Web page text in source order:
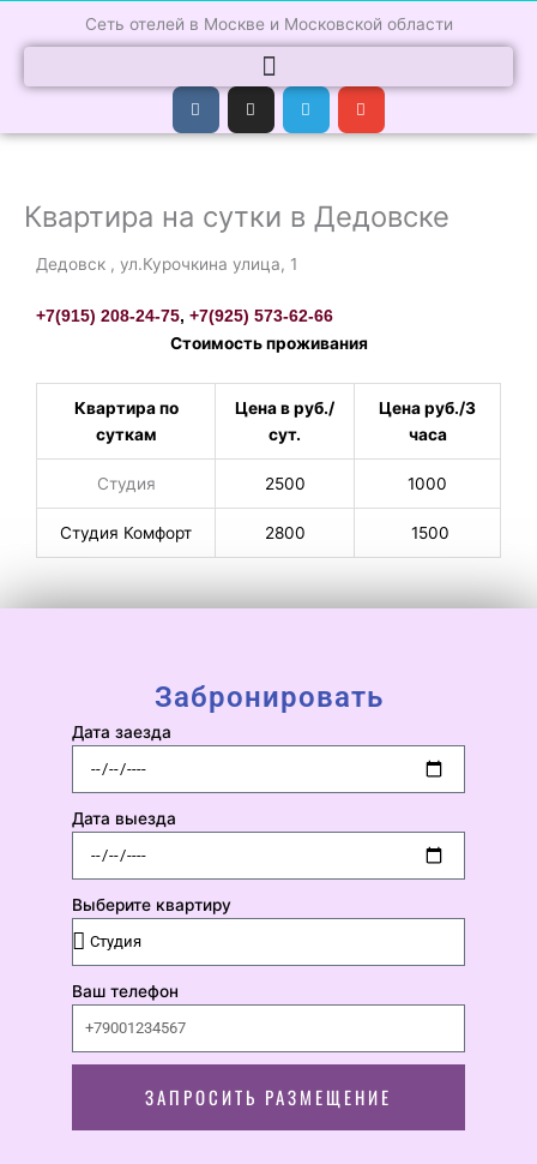
Сеть отелей в Москве и Московской области
V
k
I
n
t
m
T
e
e
E
n
e
Квартира на сутки в Дедовске
Дедовск , ул.Курочкина улица, 1
+7(915) 208-24-75, +7(925) 573-62-66
Стоимость проживания
Квартира по
суткам
Цена в руб./
сут.
Цена руб./3
часа
Студия 2500 1000
Студия Комфорт 2800 1500
Забронировать
Дата заезда
Дата выезда
Выберите квартиру
Ваш телефон
ЗАПРОСИТЬ РАЗМЕЩЕНИЕ